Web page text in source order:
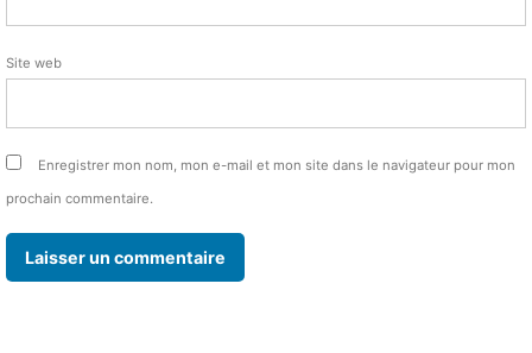
Site web
Enregistrer mon nom, mon e-mail et mon site dans le navigateur pour mon
prochain commentaire.